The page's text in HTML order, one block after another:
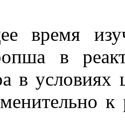
время
в
в
к